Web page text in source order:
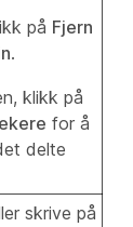
på Fjern
.
klikk på
for å
delte
skrive på